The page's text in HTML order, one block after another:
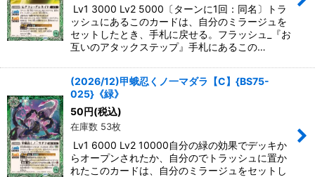
Lv1 3000 Lv2 5000〔ターンに1回：同名〕トラ
ッシュにあるこのカードは、自分のミラージュを
セットしたとき、手札に戻せる。フラッシュ_『お
互いのアタックステップ』手札にあるこの…
(2026/12)甲蛾忍くノ一マダラ【C】{BS75-
025}《緑》
50 円(税込)
在庫数 53枚
Lv1 6000 Lv2 10000自分の緑の効果でデッキか
らオープンされたか、自分のでトラッシュに置か
れたこのカードは、自分のミラージュをセットし